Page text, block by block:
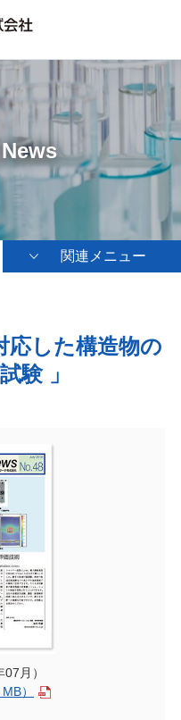
関連メニュー
応した構造物の
験 」
月）
）